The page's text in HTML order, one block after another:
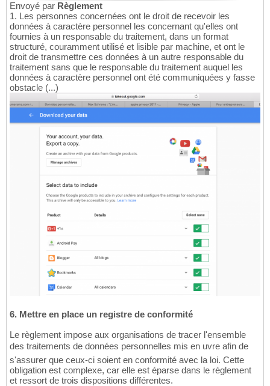
Envoyé par Règlement
1. Les personnes concernées ont le droit de recevoir les
données à caractère personnel les concernant qu'elles ont
fournies à un responsable du traitement, dans un format
structuré, couramment utilisé et lisible par machine, et ont le
droit de transmettre ces données à un autre responsable du
traitement sans que le responsable du traitement auquel les
données à caractère personnel ont été communiquées y fasse
obstacle (...)
6. Mettre en place un registre de conformité
Le règlement impose aux organisations de tracer l'ensemble
des traitements de données personnelles mis en uvre afin de
s'assurer que ceux-ci soient en conformité avec la loi. Cette
obligation est complexe, car elle est éparse dans le règlement
et ressort de trois dispositions différentes.